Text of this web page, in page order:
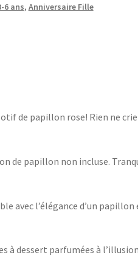
6 ans, Anniversaire Fille
de papillon rose! Rien ne
de papillon non incluse.
avec l’élégance d’un
à dessert parfumées à